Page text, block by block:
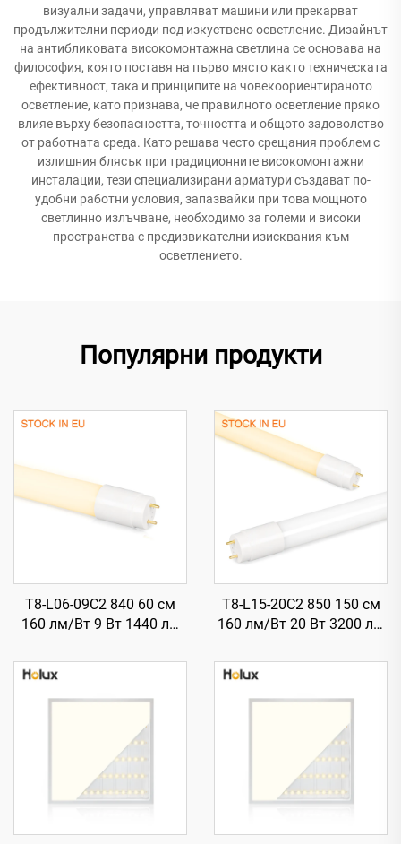
визуални задачи, управляват машини или прекарват
продължителни периоди под изкуствено осветление. Дизайнът
на антибликовата високомонтажна светлина се основава на
философия, която поставя на първо място както техническата
ефективност, така и принципите на човекоориентираното
осветление, като признава, че правилното осветление пряко
влияе върху безопасността, точността и общото задоволство
от работната среда. Като решава често срещания проблем с
излишния блясък при традиционните високомонтажни
инсталации, тези специализирани арматури създават по-
удобни работни условия, запазвайки при това мощното
светлинно излъчване, необходимо за големи и високи
пространства с предизвикателни изисквания към
осветлението.
Популярни продукти
T8-L06-09C2 840 60 см
160 лм/Вт 9 Вт 1440 лм
T8-L15-20C2 850 150 см
160 лм/Вт 20 Вт 3200 лм